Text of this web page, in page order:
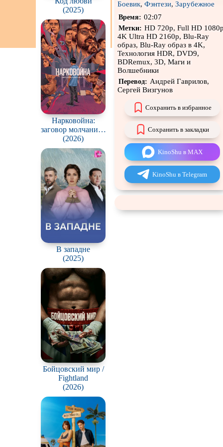
(2025)
Нарковойна:
заговор молчания /
Drug War: A
Conspiracy of Silence
(2026)
В западне
(2025)
Бойцовский мир /
Fightland
(2026)
CAMRip
Боевик, Фэнтези, Зарубежное
Время: 02:07
Метки: HD 720p, Full HD
4K Ultra HD 2160p, Blu-Ray
образ, Blu-Ray образ в 4K,
Технология HDR, DVD9,
BDRemux, 3D, Маги и
Волшебники
Перевод: Андрей Гаврилов,
Сергей Визгунов
Сохранить в избранное
Сохранить в закладки
KinoShu в MAX
KinoShu в Telegram